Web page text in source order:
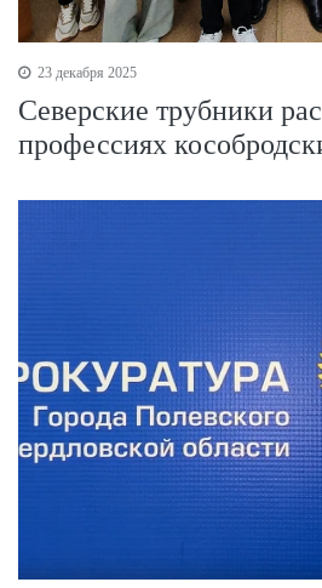
23 декабря 2025
Северские трубники
профессиях